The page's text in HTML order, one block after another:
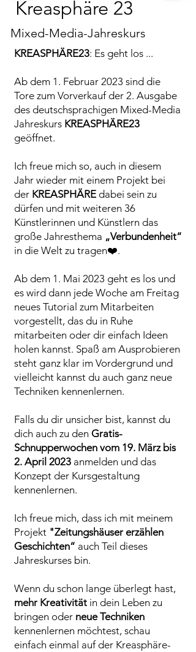
Kreasphäre 23
Mixed-Media-Jahreskurs
KREASPHÄRE23: Es geht los ...
Ab dem 1. Februar 2023 sind die
Tore zum Vorverkauf der 2. Ausgabe
des deutschsprachigen Mixed-Media
Jahreskurs KREASPHÄRE23
geöffnet.
Ich freue mich so, auch in diesem
Jahr wieder mit einem Projekt bei
der KREASPHÄRE dabei sein zu
dürfen und mit weiteren 36
Künstlerinnen und Künstlern das
große Jahresthema „Verbundenheit“
in die Welt zu tragen❤️.
Ab dem 1. Mai 2023 geht es los und
es wird dann jede Woche am Freitag
neues Tutorial zum Mitarbeiten
vorgestellt, das du in Ruhe
mitarbeiten oder dir einfach Ideen
holen kannst. Spaß am Ausprobieren
steht ganz klar im Vordergrund und
vielleicht kannst du auch ganz neue
Techniken kennenlernen.
Falls du dir unsicher bist, kannst du
dich auch zu den Gratis-
Schnupperwochen vom 19. März bis
2. April 2023 anmelden und das
Konzept der Kursgestaltung
kennenlernen.
Ich freue mich, dass ich mit meinem
Projekt "Zeitungshäuser erzählen
Geschichten“ auch Teil dieses
Jahreskurses bin.
Wenn du schon lange überlegt hast,
mehr Kreativität in dein Leben zu
bringen oder neue Techniken
kennenlernen möchtest, schau
einfach einmal auf der Kreasphäre-